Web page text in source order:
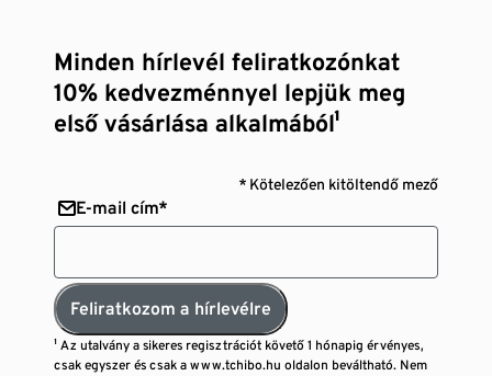
Minden hírlevél feliratkozónkat
10% kedvezménnyel lepjük meg
első vásárlása alkalmából¹
* Kötelezően kitöltendő mező
E-mail cím*
Feliratkozom a hírlevélre
¹ Az utalvány a sikeres regisztrációt követő 1 hónapig érvényes,
csak egyszer és csak a www.tchibo.hu oldalon beváltható. Nem